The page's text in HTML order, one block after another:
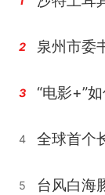
2 泉州市委
3
4
5 台风白海